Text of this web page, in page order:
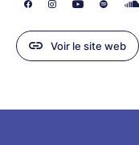
Voir le site web